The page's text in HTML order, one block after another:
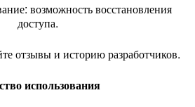
возможность восстановления
доступа.
отзывы и историю разработчиков.
использования